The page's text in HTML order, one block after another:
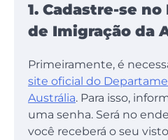
1. Cadastre-se
de Imigração da
Primeiramente, é
site oficial do
Austrália. Para isso,
uma senha. Será no
você receberá o seu